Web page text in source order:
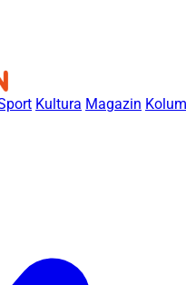
Kultura Magazin